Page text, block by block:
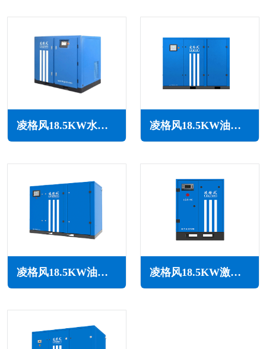
凌格风18.5KW水润滑无油空压机LSW系列 凌格风18.5KW油冷永磁变频空压机LOH系列
凌格风18.5KW油冷永磁变频空压机LSH系列 凌格风18.5KW激光切割专用空压机LSC系列